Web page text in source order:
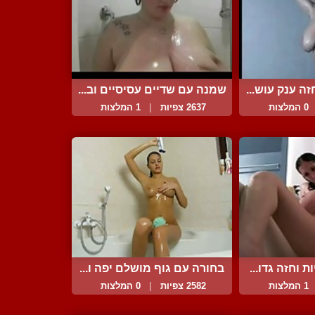
ענק עוש...
0 המלצות
שמנה עם שדיים עסיסיים וב...
2637 צפיות | 1 המלצות
וחזה גדו...
1 המלצות
בחורה עם גוף מושלם יפה ו...
2582 צפיות | 0 המלצות